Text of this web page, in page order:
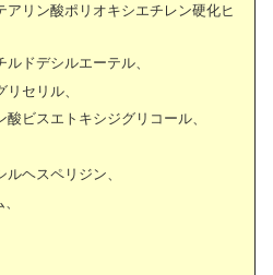
アリン酸ポリオキシエチレン硬化ヒ
ドデシルエーテル、
セリル、
ビスエトキシジグリコール、
ヘスペリジン、